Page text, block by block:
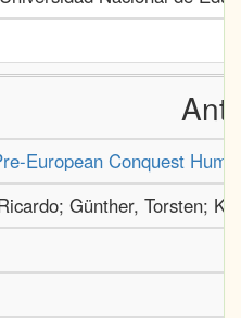
European Conquest
Günther, Torsten;